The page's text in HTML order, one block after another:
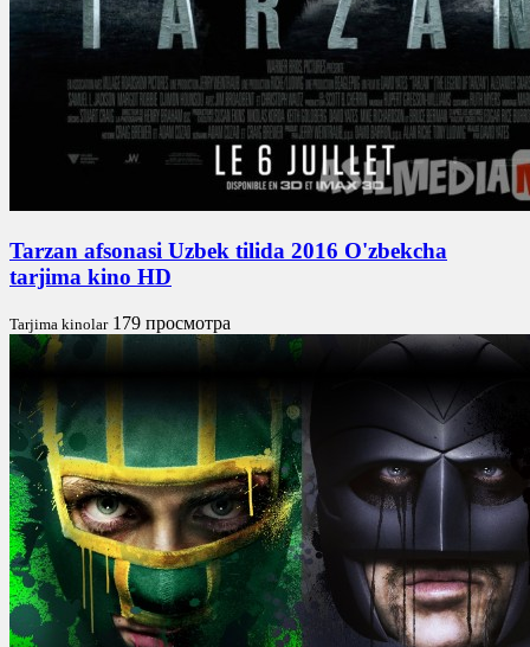
Tarzan afsonasi Uzbek tilida 2016 O'zbekcha
tarjima kino HD
Tarjima kinolar 179 просмотра